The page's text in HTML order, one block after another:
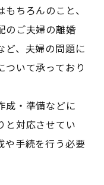
ちろんのこと、
のご夫婦の離婚
ど、夫婦の問題に
ついて承っており
成・準備などに
と対応させてい
や手続を行う必要